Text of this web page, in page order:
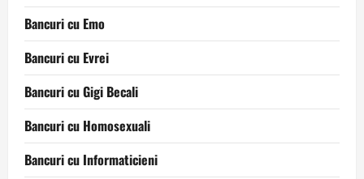
Bancuri cu Emo
Bancuri cu Evrei
Bancuri cu Gigi Becali
Bancuri cu Homosexuali
Bancuri cu Informaticieni